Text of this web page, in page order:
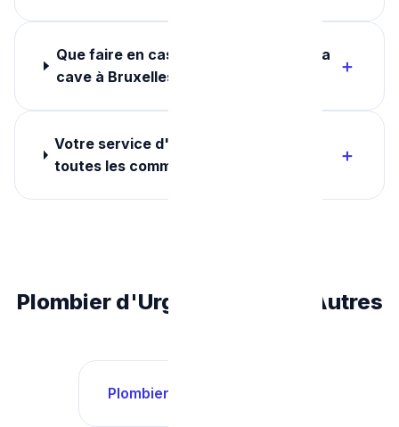
Que faire en cas d'inondation dans ma
cave à Bruxelles ?
Votre service d'urgence couvre-t-il
toutes les communes de Bruxelles ?
Plombier d'Urgence dans d'Autres
Plombier urgence Liège →